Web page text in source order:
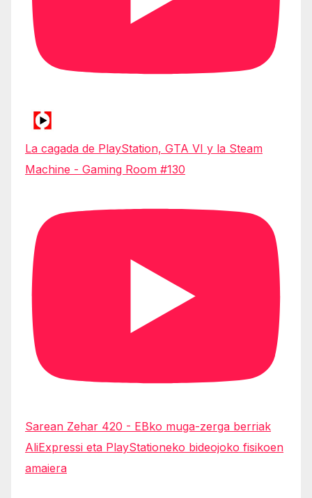
La cagada de PlayStation, GTA VI y la Steam
Machine - Gaming Room #130
Sarean Zehar 420 - EBko muga-zerga berriak
AliExpressi eta PlayStationeko bideojoko fisikoen
amaiera